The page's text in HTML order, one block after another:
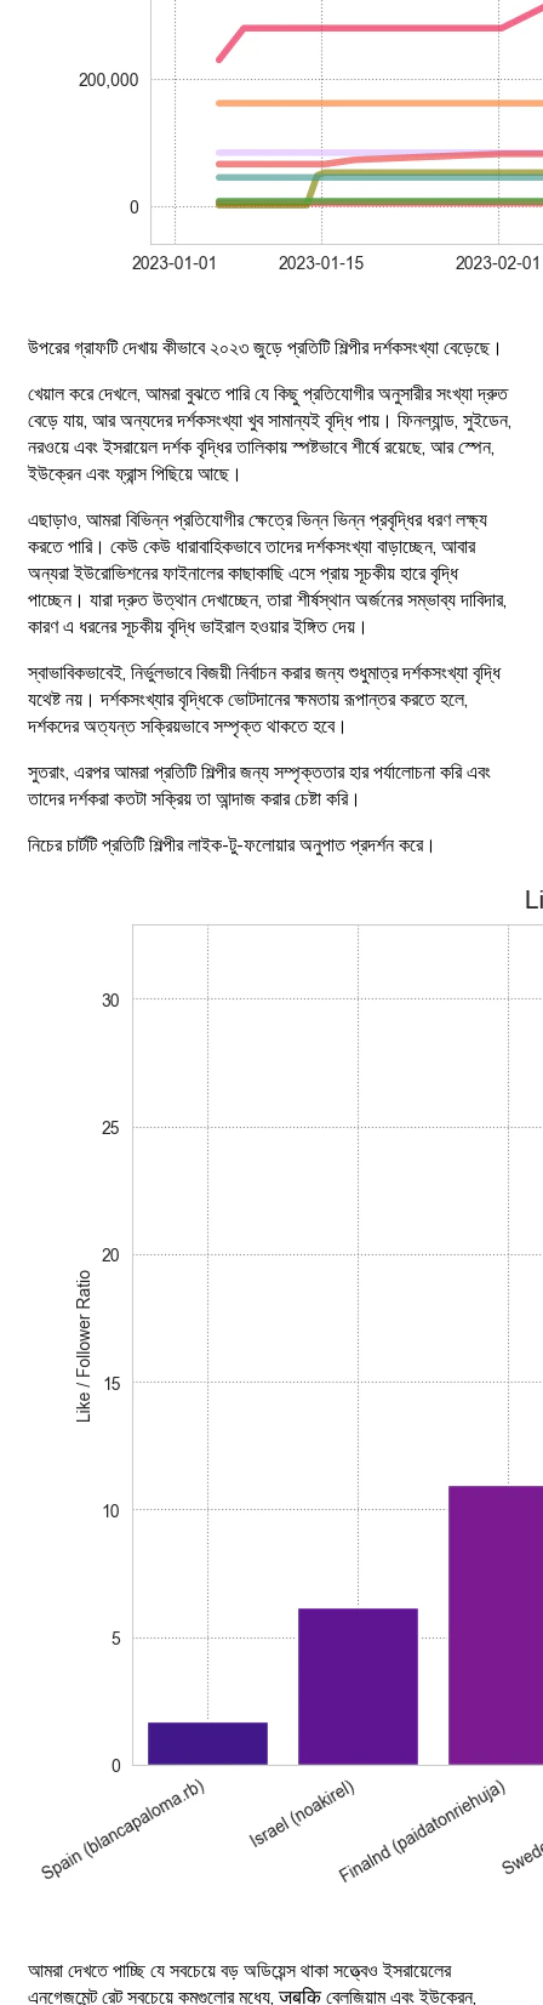
উপরের গ্রাফটি দেখায় কীভাবে ২০২৩ জুড়ে প্রতিটি শিল্পীর দর্শকসংখ্যা বেড়েছে।
খেয়াল করে দেখলে, আমরা বুঝতে পারি যে কিছু প্রতিযোগীর অনুসারীর সংখ্যা দ্রুত
বেড়ে যায়, আর অন্যদের দর্শকসংখ্যা খুব সামান্যই বৃদ্ধি পায়। ফিনল্যান্ড, সুইডেন,
নরওয়ে এবং ইসরায়েল দর্শক বৃদ্ধির তালিকায় স্পষ্টভাবে শীর্ষে রয়েছে, আর স্পেন,
ইউক্রেন এবং ফ্রান্স পিছিয়ে আছে।
এছাড়াও, আমরা বিভিন্ন প্রতিযোগীর ক্ষেত্রে ভিন্ন ভিন্ন প্রবৃদ্ধির ধরণ লক্ষ্য
করতে পারি। কেউ কেউ ধারাবাহিকভাবে তাদের দর্শকসংখ্যা বাড়াচ্ছেন, আবার
অন্যরা ইউরোভিশনের ফাইনালের কাছাকাছি এসে প্রায় সূচকীয় হারে বৃদ্ধি
পাচ্ছেন। যারা দ্রুত উত্থান দেখাচ্ছেন, তারা শীর্ষস্থান অর্জনের সম্ভাব্য দাবিদার,
কারণ এ ধরনের সূচকীয় বৃদ্ধি ভাইরাল হওয়ার ইঙ্গিত দেয়।
স্বাভাবিকভাবেই, নির্ভুলভাবে বিজয়ী নির্বাচন করার জন্য শুধুমাত্র দর্শকসংখ্যা বৃদ্ধি
যথেষ্ট নয়। দর্শকসংখ্যার বৃদ্ধিকে ভোটদানের ক্ষমতায় রূপান্তর করতে হলে,
দর্শকদের অত্যন্ত সক্রিয়ভাবে সম্পৃক্ত থাকতে হবে।
সুতরাং, এরপর আমরা প্রতিটি শিল্পীর জন্য সম্পৃক্ততার হার পর্যালোচনা করি এবং
তাদের দর্শকরা কতটা সক্রিয় তা আন্দাজ করার চেষ্টা করি।
নিচের চার্টটি প্রতিটি শিল্পীর লাইক-টু-ফলোয়ার অনুপাত প্রদর্শন করে।
আমরা দেখতে পাচ্ছি যে সবচেয়ে বড় অডিয়েন্স থাকা সত্ত্বেও ইসরায়েলের
এনগেজমেন্ট রেট সবচেয়ে কমগুলোর মধ্যে, जबकि বেলজিয়াম এবং ইউক্রেন,